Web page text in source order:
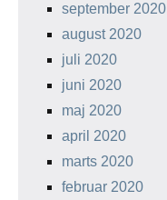
september 2020
august 2020
juli 2020
juni 2020
maj 2020
april 2020
marts 2020
februar 2020